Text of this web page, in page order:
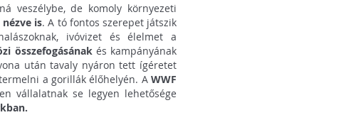
veszélybe, de komoly környezeti
is. A tó fontos szerepet játszik
ivóvizet és élelmet a
összefogásánakés kampányának
után tavaly nyáron tett ígéretet
a gorillák élőhelyén. AWWF
vállalatnak se legyen lehetősége